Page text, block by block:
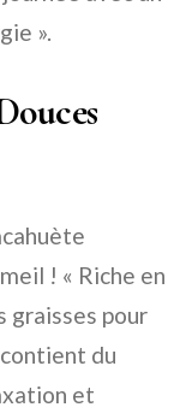
».
! « Riche en
graisses pour
du
et